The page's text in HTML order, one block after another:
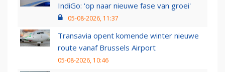
IndiGo: 'op naar nieuwe fase van groei'
05-08-2026, 11:37
Transavia opent komende winter nieuwe
route vanaf Brussels Airport
05-08-2026, 10:46